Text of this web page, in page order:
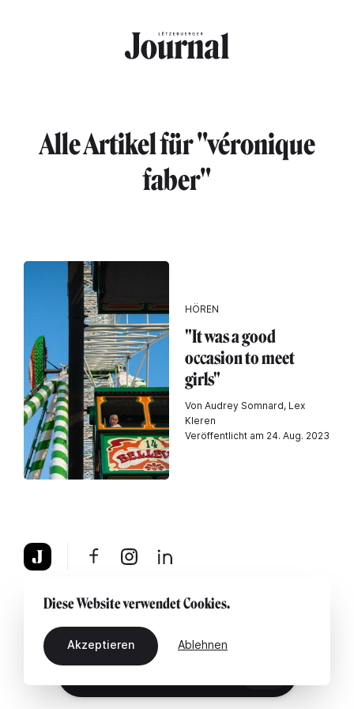
Alle Artikel für "véronique
faber"
HÖREN
"It was a good
occasion to meet
girls"
Von Audrey Somnard, Lex
Kleren
Veröffentlicht am 24. Aug. 2023
Über uns Rechtshinweis Kontaktiere uns
Diese Website verwendet Cookies.
Akzeptieren Ablehnen